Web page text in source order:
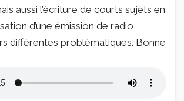
aussi l’écriture de courts sujets en
d’une émission de radio
différentes problématiques. Bonne